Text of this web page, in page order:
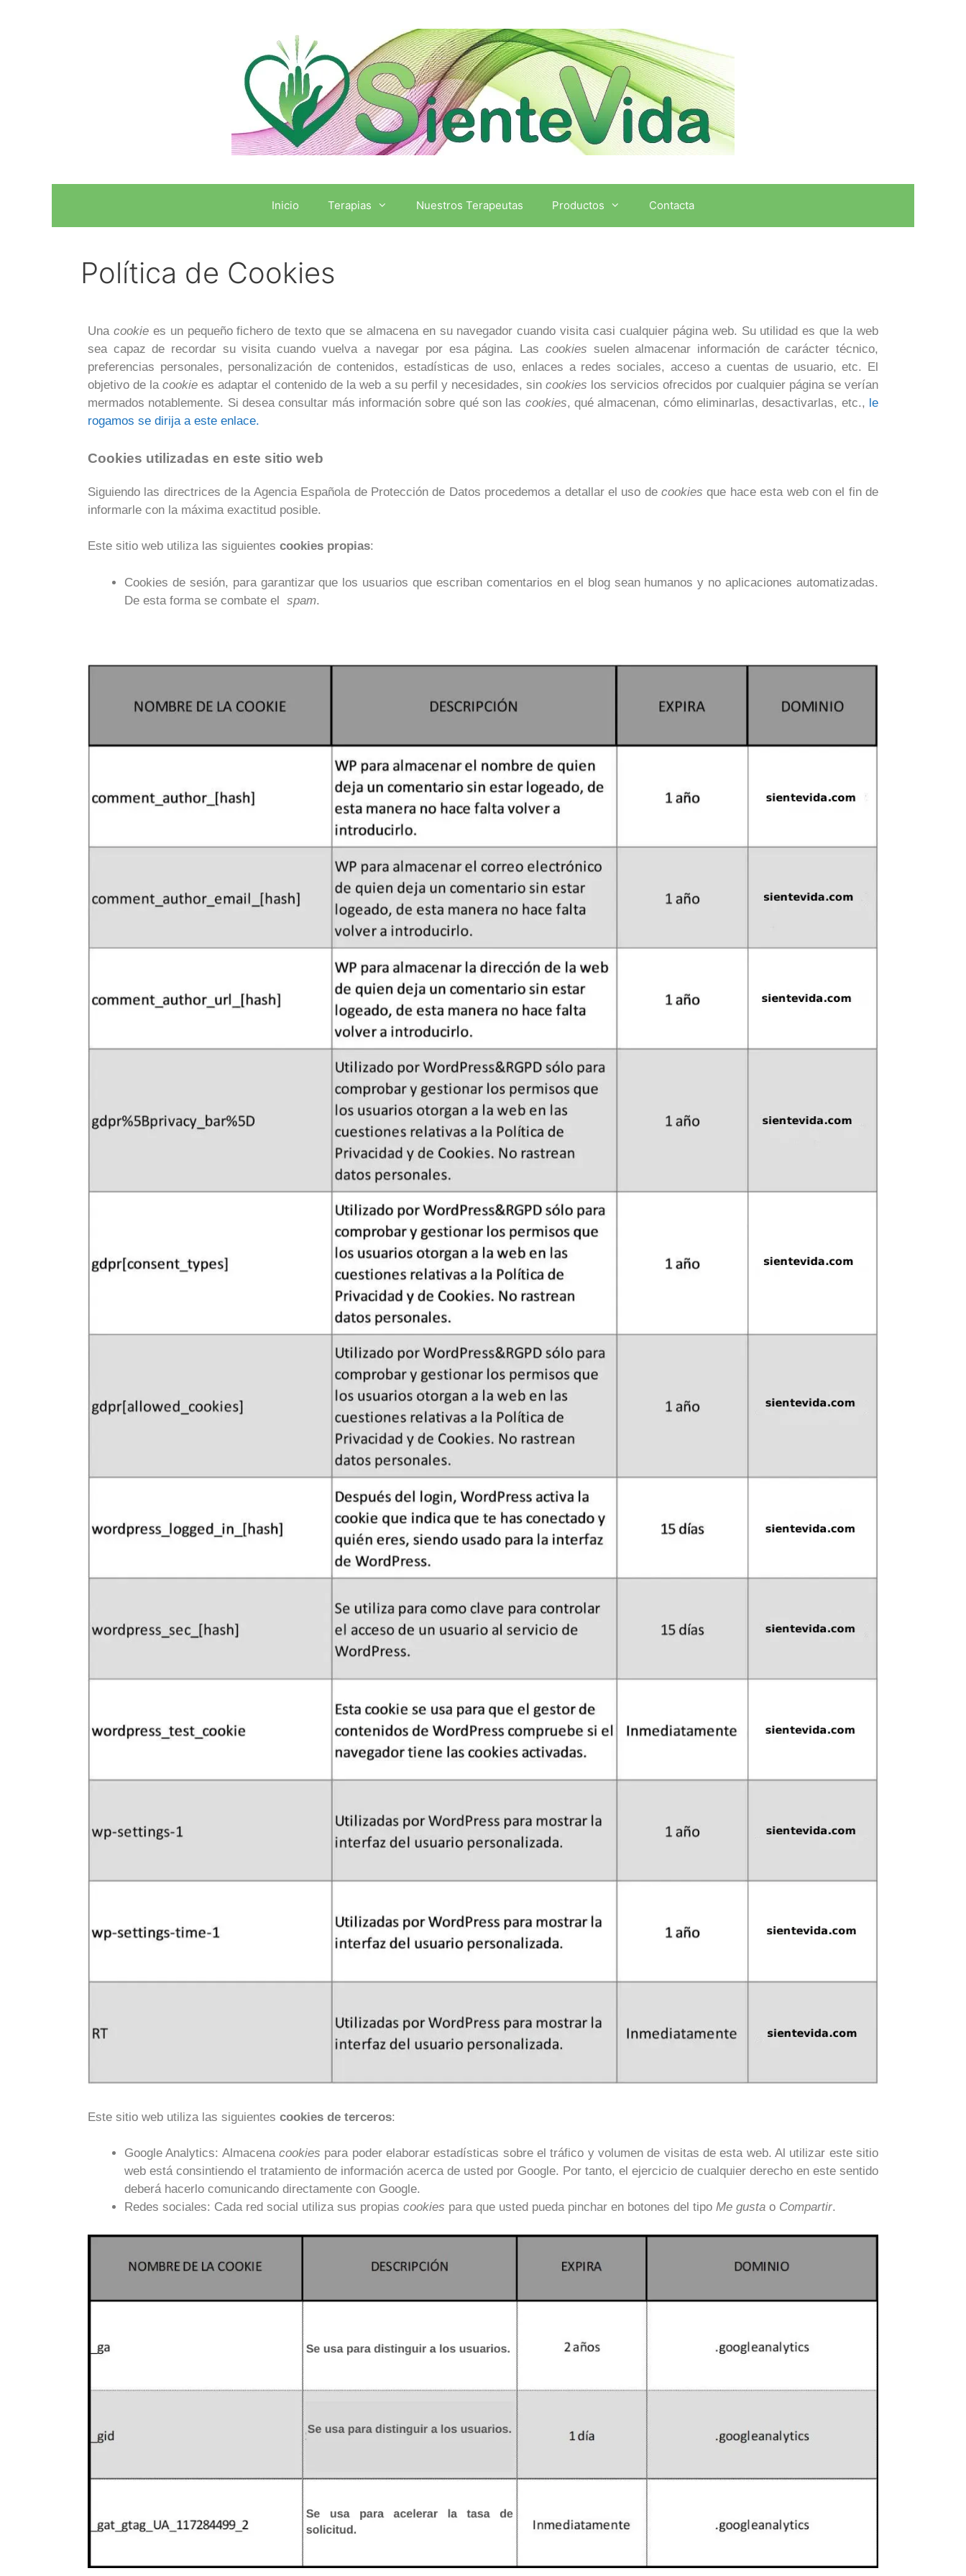
Inicio Terapias Nuestros Terapeutas Productos Contacta
Política de Cookies
Una cookiees un pequeño fichero de texto que se almacena en su navegador cuando visita casi cualquier página web. Su utilidad es que la web
sea capaz de recordar su visita cuando vuelva a navegar por esa página. Las cookies suelen almacenar información de carácter técnico,
preferencias personales, personalización de contenidos, estadísticas de uso, enlaces a redes sociales, acceso a cuentas de usuario, etc. El
objetivo de la cookie es adaptar el contenido de la web a su perfil y necesidades, sin cookies los servicios ofrecidos por cualquier página se verían
mermados notablemente. Si desea consultar más información sobre qué son las cookies, qué almacenan, cómo eliminarlas, desactivarlas, etc., le
rogamos se dirija a este enlace.
Cookies utilizadas en este sitio web
Siguiendo las directrices de la Agencia Española de Protección de Datos procedemos a detallar el uso decookies que hace esta web con el fin de
informarle con la máxima exactitud posible.
Este sitio web utiliza las siguientes cookies propias:
Cookies de sesión, para garantizar que los usuarios que escriban comentarios en el blog sean humanos y no aplicaciones automatizadas.
De esta forma se combate el spam.
Este sitio web utiliza las siguientes cookies de terceros:
Google Analytics: Almacena cookies para poder elaborar estadísticas sobre el tráfico y volumen de visitas de esta web. Al utilizar este sitio
web está consintiendo el tratamiento de información acerca de usted por Google. Por tanto, el ejercicio de cualquier derecho en este sentido
deberá hacerlo comunicando directamente con Google.
Redes sociales: Cada red social utiliza sus propias cookies para que usted pueda pinchar en botones del tipo Me gusta o Compartir.